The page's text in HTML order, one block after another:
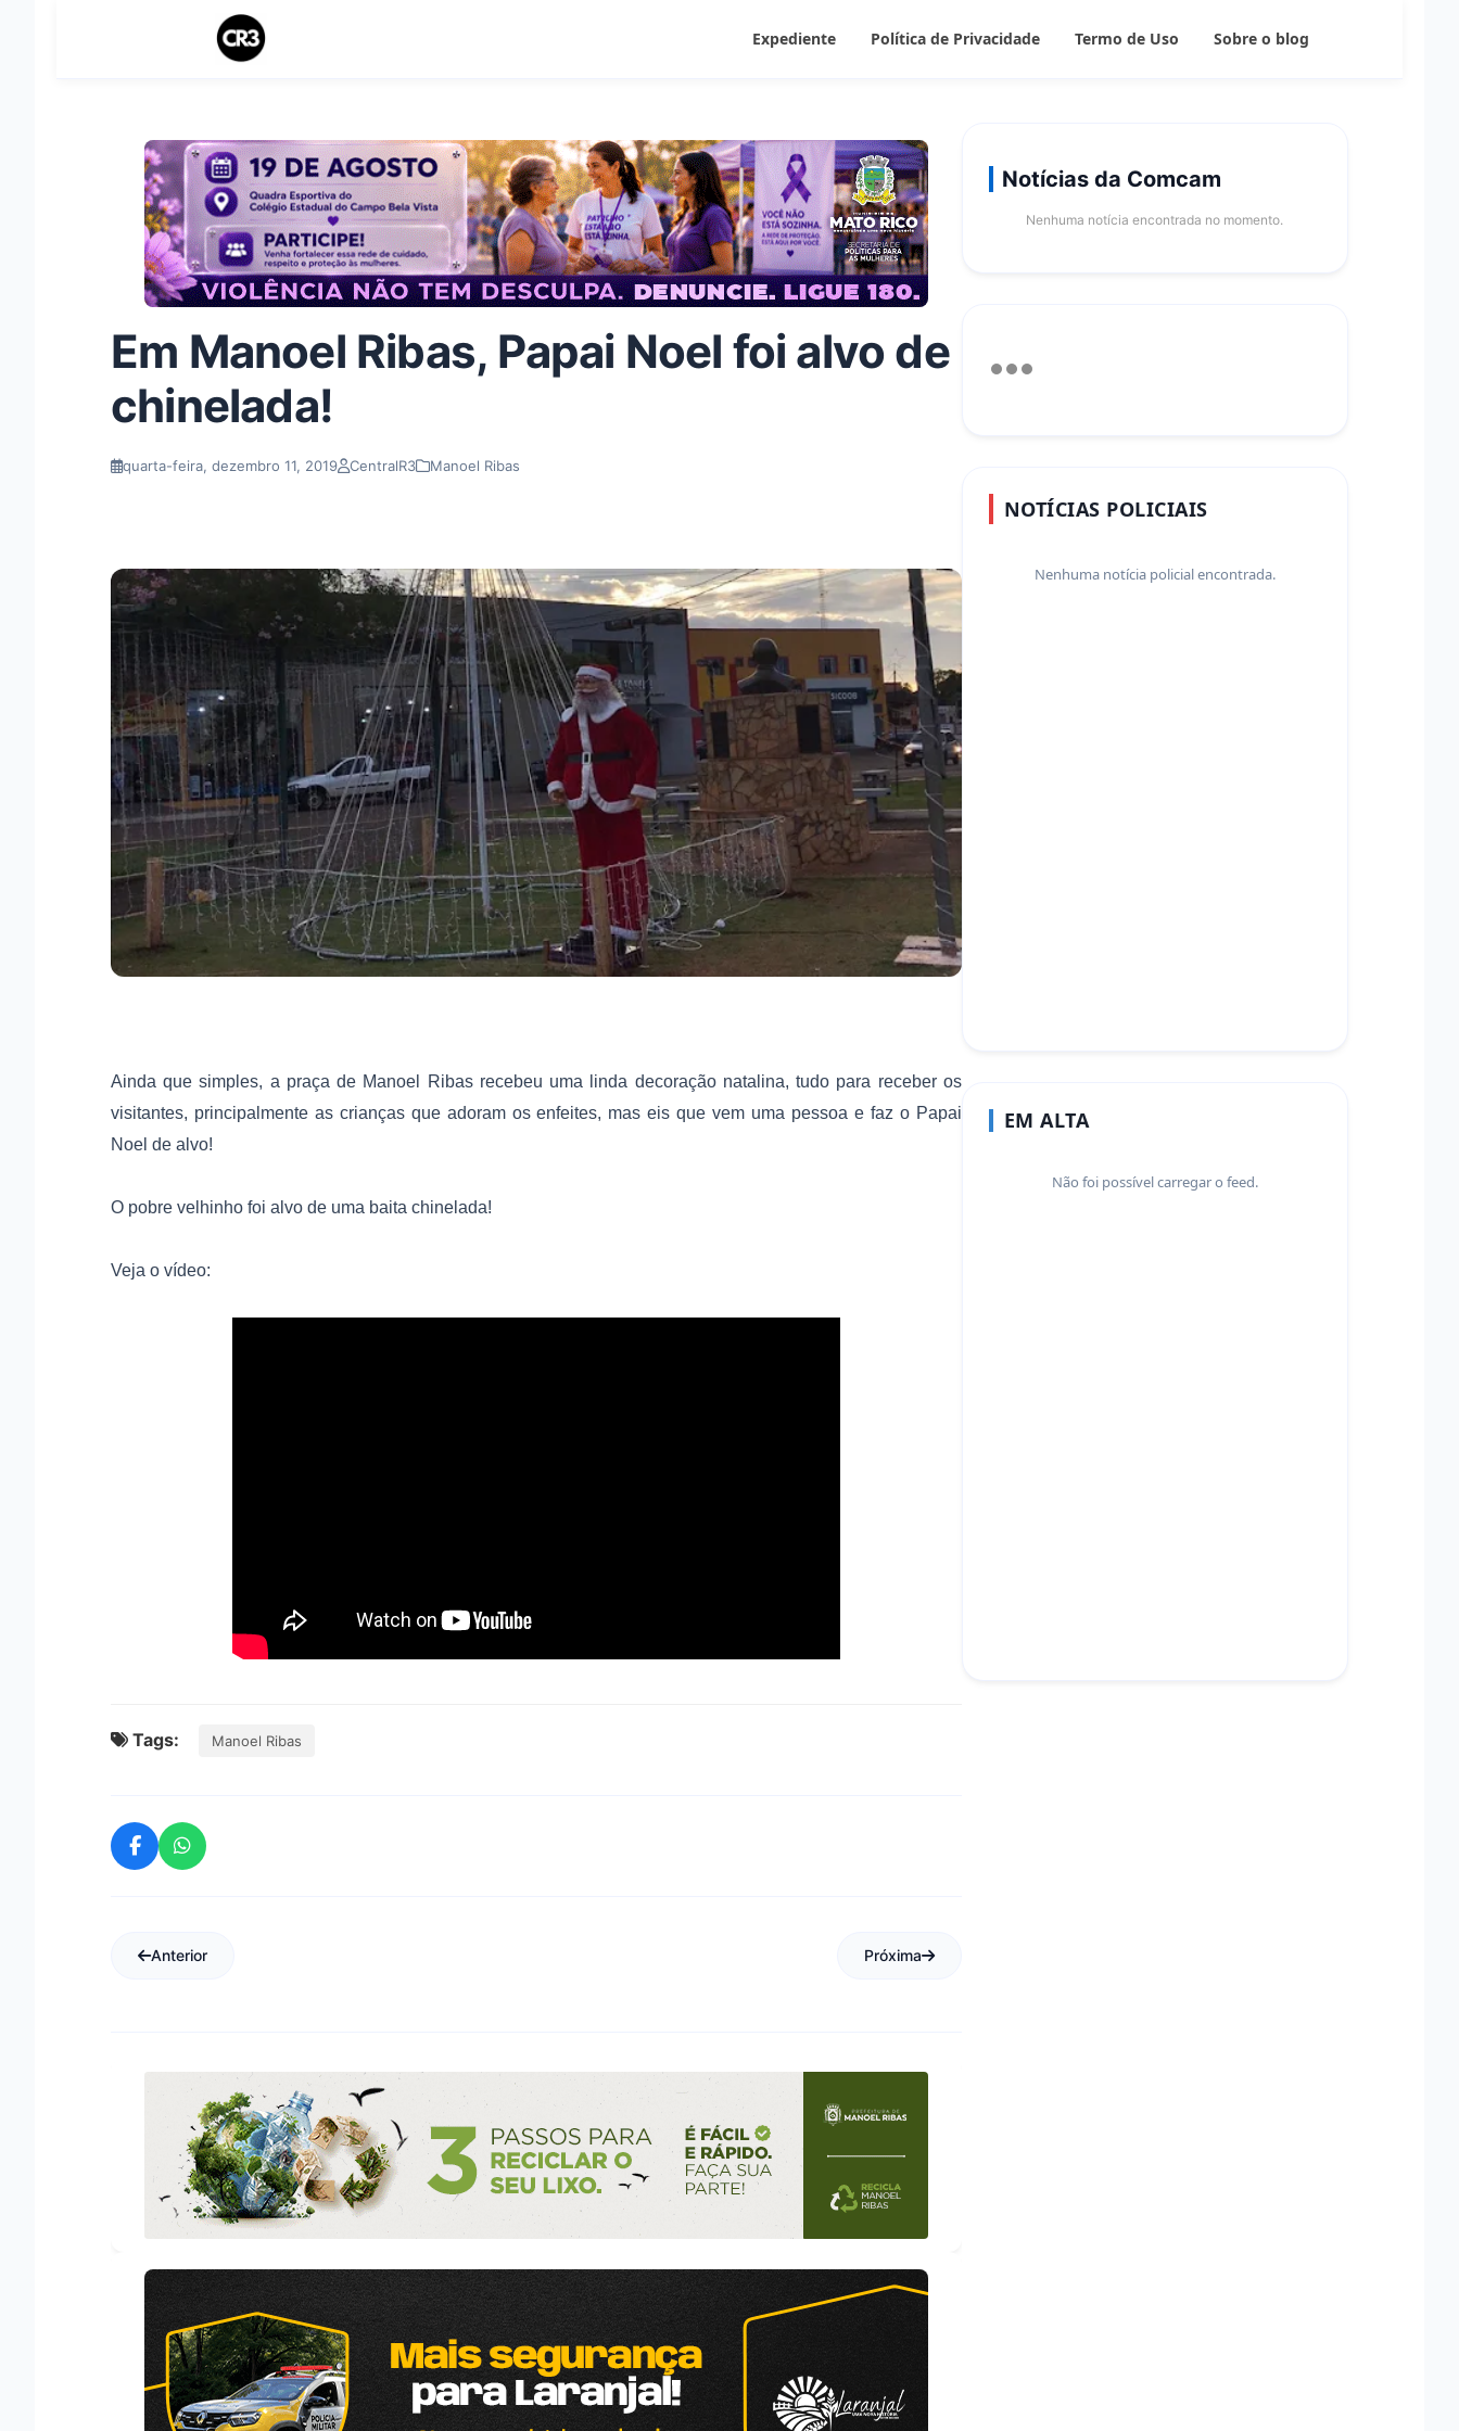
Expediente Política de Privacidade Termo de Uso Sobre o blog
Em Manoel Ribas, Papai Noel foi alvo de
chinelada!
quarta-feira, dezembro 11, 2019 CentralR3 Manoel Ribas
Ainda que simples, a praça de Manoel Ribas recebeu uma linda decoração natalina, tudo para receber os
visitantes, principalmente as crianças que adoram os enfeites, mas eis que vem uma pessoa e faz o Papai
Noel de alvo!
O pobre velhinho foi alvo de uma baita chinelada!
Veja o vídeo:
Tags: Manoel Ribas
Anterior Próxima
Notícias da Comcam
Nenhuma notícia encontrada no momento.
NOTÍCIAS POLICIAIS
Nenhuma notícia policial encontrada.
EM ALTA
Não foi possível carregar o feed.